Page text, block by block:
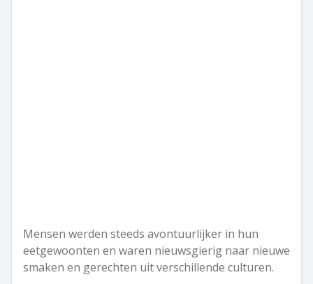
Mensen werden steeds avontuurlijker in hun
eetgewoonten en waren nieuwsgierig naar nieuwe
smaken en gerechten uit verschillende culturen.